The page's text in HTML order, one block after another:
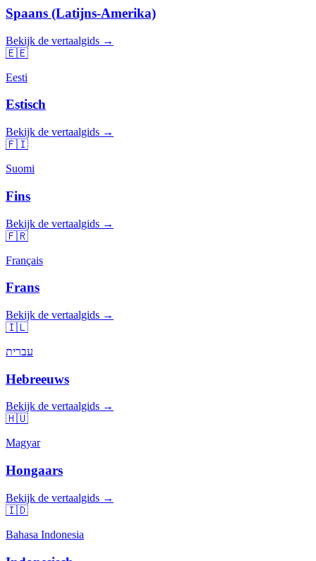
Spaans (Latijns-Amerika)
Bekijk de vertaalgids →
🇪🇪
Eesti
Estisch
Bekijk de vertaalgids →
🇫🇮
Suomi
Fins
Bekijk de vertaalgids →
🇫🇷
Français
Frans
Bekijk de vertaalgids →
🇮🇱
עברית
Hebreeuws
Bekijk de vertaalgids →
🇭🇺
Magyar
Hongaars
Bekijk de vertaalgids →
🇮🇩
Bahasa Indonesia